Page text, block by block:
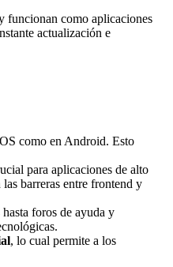
funcionan como aplicaciones
actualización e
como en Android. Esto
para aplicaciones de alto
barreras entre frontend y
foros de ayuda y
, lo cual permite a los